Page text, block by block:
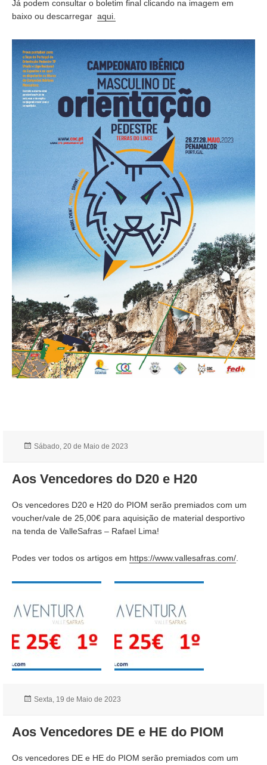
Já podem consultar o boletim final clicando na imagem em
baixo ou descarregar aqui.
Publicado
Sábado, 20 de Maio de 2023
Aos Vencedores do D20 e H20
Os vencedores D20 e H20 do PIOM serão premiados com um
voucher/vale de 25,00€ para aquisição de material desportivo
na tenda de ValleSafras – Rafael Lima!
Podes ver todos os artigos em https://www.vallesafras.com/
Publicado
Sexta, 19 de Maio de 2023
Aos Vencedores DE e HE do PIOM
Os vencedores DE e HE do PIOM serão premiados com um